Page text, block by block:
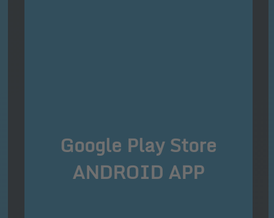
Google Play Store
ANDROID APP